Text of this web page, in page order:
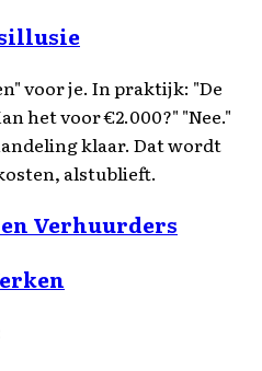
voor je. In praktijk: "De
het voor €2.000?" "Nee."
klaar. Dat wordt
alstublieft.
Verhuurders